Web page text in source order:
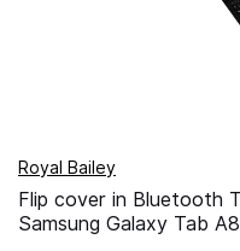
Royal Bailey
Flip cover in Bluetooth
Samsung Galaxy Tab